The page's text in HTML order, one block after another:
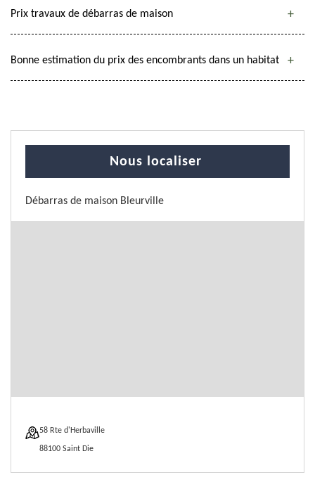
Prix travaux de débarras de maison
Bonne estimation du prix des encombrants dans un habitat
Nous localiser
Débarras de maison Bleurville
58 Rte d'Herbaville
88100 Saint Die